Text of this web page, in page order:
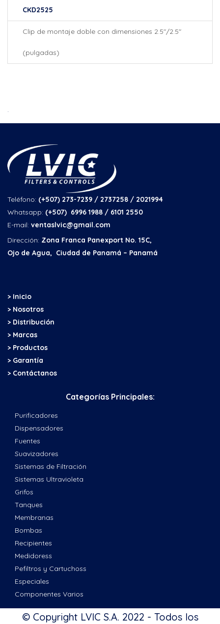
CKD2525
Clip de montaje doble con dimensiones 2.5″/2.5″
(pulgadas)
Teléfono: (+507) 273-7239 / 2737258 / 2021994
Whatsapp: (+507) 6996 1988 / 6101 2550
E-mail: ventaslvic@gmail.com
Dirección: Zona Franca Panexport No. 15C,
Ojo de Agua, Ciudad de Panamá – Panamá
> Inicio
> Nosotros
> Distribución
> Marcas
> Productos
> Garantía
> Contáctanos
Categorías Principales:
Purificadores
Dispensadores
Fuentes
Suavizadores
Sistemas de Filtración
Sistemas Ultravioleta
Grifos
Tanques
Membranas
Bombas
Recipientes
Medidoress
Pefiltros y Cartuchoss
Especiales
Componentes Varios
© Copyright LVIC S.A. 2022 - Todos los